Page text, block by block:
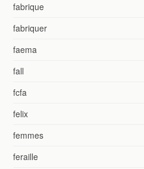
fabrique
fabriquer
faema
fall
fcfa
felix
femmes
feraille